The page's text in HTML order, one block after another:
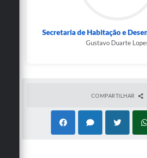
Secretaria de Habitação e
Gustavo Duarte
COMPARTILHAR